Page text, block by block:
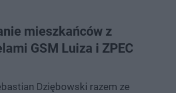
mieszkańców z
GSM Luiza i ZPEC
Dziębowski razem ze